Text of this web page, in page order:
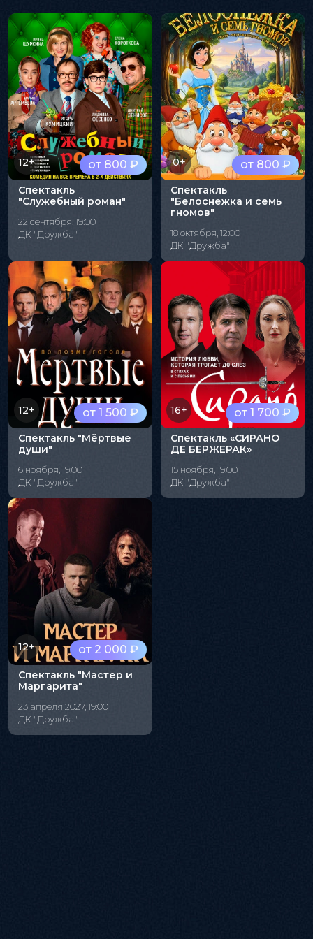
от 800 ₽
12+
Спектакль
"Служебный роман"
22 сентября, 19:00
ДК "Дружба"
от 800 ₽
0+
Спектакль
"Белоснежка и семь
гномов"
18 октября, 12:00
ДК "Дружба"
от 1 500 ₽
12+
Спектакль "Мёртвые
души"
6 ноября, 19:00
ДК "Дружба"
от 1 700 ₽
16+
Спектакль «СИРАНО
ДЕ БЕРЖЕРАК»
15 ноября, 19:00
ДК "Дружба"
от 2 000 ₽
12+
Спектакль "Мастер и
Маргарита"
23 апреля 2027, 19:00
ДК "Дружба"